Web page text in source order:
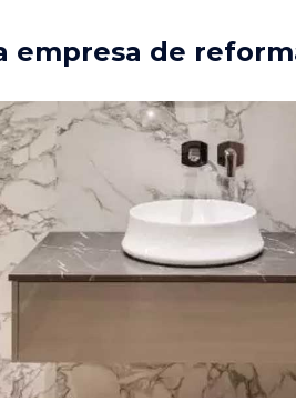
empresa de